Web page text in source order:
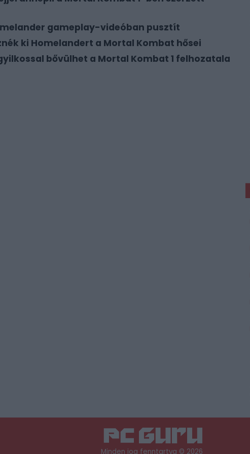
gameplay-videóban pusztít
ki Homelandert a Mortal Kombat hősei
bővülhet a Mortal Kombat 1 felhozatala
Minden jog fenntartva © 2026